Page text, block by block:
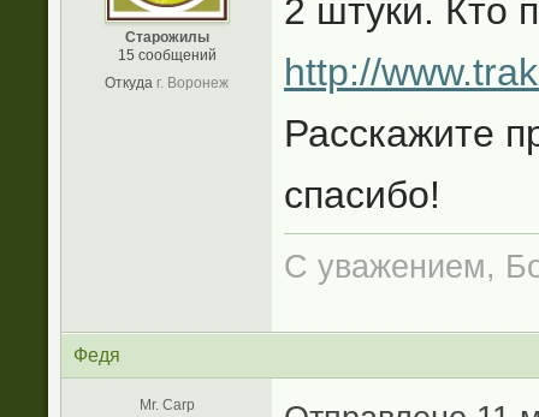
Старожилы
15 сообщений
Откуда г. Воронеж
2 штуки. Кто
http://
Расскажите
спасибо!
С уважением,
Федя
Mr. Carp